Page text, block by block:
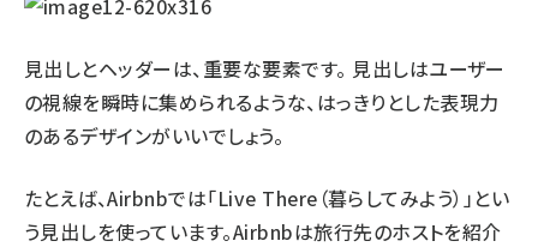
見出しとヘッダーは、重要な要素です。 見出しはユーザー
の視線を瞬時に集められるような、はっきりとした表現力
のあるデザインがいいでしょう。
たとえば、Airbnbでは「Live There（暮らしてみよう）」とい
う見出しを使っています。Airbnbは旅行先のホストを紹介